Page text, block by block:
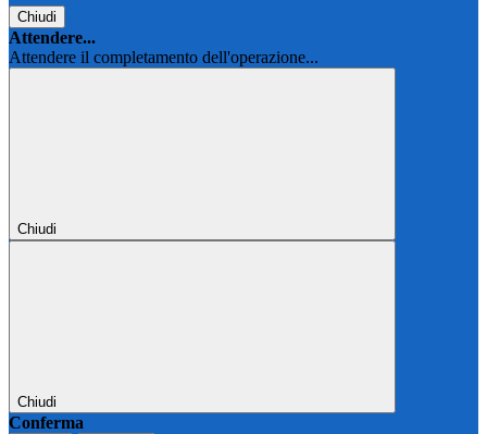
Chiudi
Attendere...
Attendere il completamento dell'operazione...
Chiudi
Chiudi
Conferma